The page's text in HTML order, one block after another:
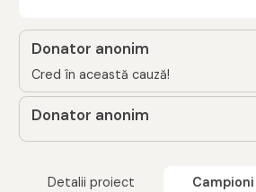
Donator anonim
Cred în această cauză!
Donator anonim
Detalii proiect Campioni